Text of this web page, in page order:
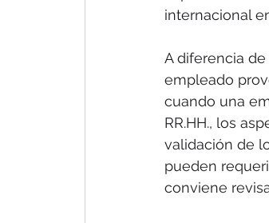
internacional
A diferencia
empleado
cuando una
RR.HH., los
validación de
pueden
conviene